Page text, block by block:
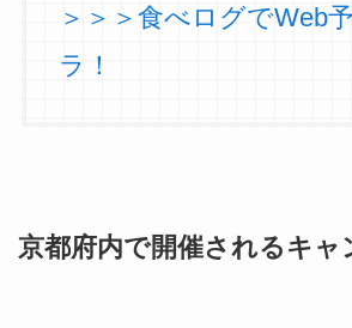
＞＞＞食べログでWeb
ラ！
京都府内で開催されるキャ